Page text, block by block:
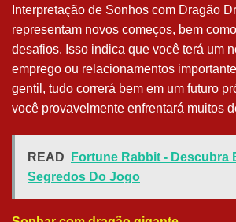
Interpretação de Sonhos com Dragão
representam novos começos, bem
desafios. Isso indica que você terá um
emprego ou relacionamentos
gentil, tudo correrá bem em um futuro
você provavelmente enfrentará muitos
READ
Fortune Rabbit - Descubra
Segredos Do Jogo